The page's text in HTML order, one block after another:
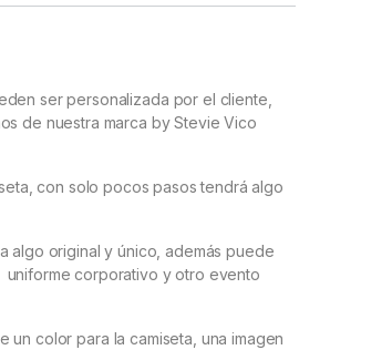
ser personalizada por el cliente,
de nuestra marca by Stevie Vico
con solo pocos pasos tendrá algo
algo original y único, además puede
corporativo y otro evento
color para la camiseta, una imagen